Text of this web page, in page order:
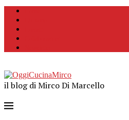
il blog di Mirco Di Marcello